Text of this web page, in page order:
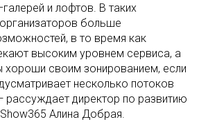
и лофтов. В таких
больше
в то время как
высоким уровнем сервиса, а
хороши своим зонированием, если
несколько потоков
рассуждает директор по развитию
Show365 Алина Добрая.